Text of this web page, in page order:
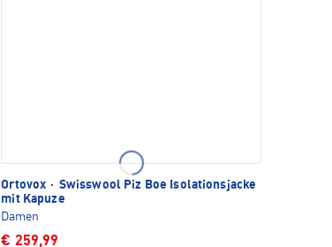
Ortovox · Swisswool Piz Boe Isolationsjacke
mit Kapuze
Damen
€ 259,99